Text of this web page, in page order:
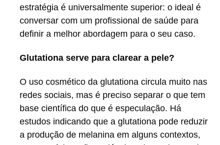
estratégia é universalmente superior: o ideal é
conversar com um profissional de saúde para
definir a melhor abordagem para o seu caso.
Glutationa serve para clarear a pele?
O uso cosmético da glutationa circula muito nas
redes sociais, mas é preciso separar o que tem
base científica do que é especulação. Há
estudos indicando que a glutationa pode reduzir
a produção de melanina em alguns contextos,